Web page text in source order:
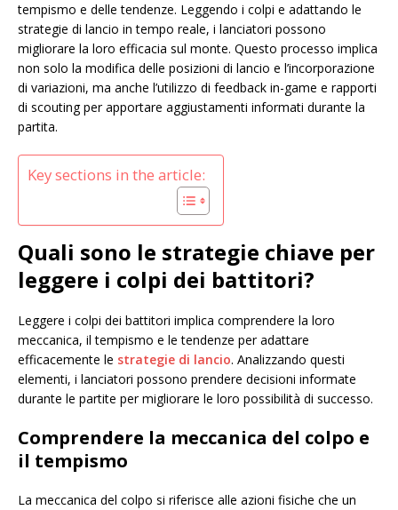
tempismo e delle tendenze. Leggendo i colpi e adattando le
strategie di lancio in tempo reale, i lanciatori possono
migliorare la loro efficacia sul monte. Questo processo implica
non solo la modifica delle posizioni di lancio e l’incorporazione
di variazioni, ma anche l’utilizzo di feedback in-game e rapporti
di scouting per apportare aggiustamenti informati durante la
partita.
Key sections in the article:
Quali sono le strategie chiave per
leggere i colpi dei battitori?
Leggere i colpi dei battitori implica comprendere la loro
meccanica, il tempismo e le tendenze per adattare
efficacemente le strategie di lancio. Analizzando questi
elementi, i lanciatori possono prendere decisioni informate
durante le partite per migliorare le loro possibilità di successo.
Comprendere la meccanica del colpo e
il tempismo
La meccanica del colpo si riferisce alle azioni fisiche che un